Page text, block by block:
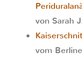
von Sarah
vom